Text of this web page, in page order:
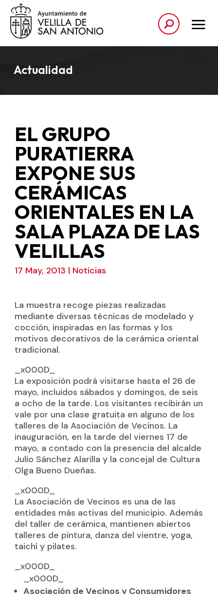
Actualidad
EL GRUPO
PURATIERRA
EXPONE SUS
CERÁMICAS
ORIENTALES EN LA
SALA PLAZA DE LAS
VELILLAS
17 May, 2013 | Noticias
La muestra recoge piezas realizadas
mediante diversas técnicas de modelado y
cocción, inspiradas en las formas y los
motivos decorativos de la cerámica oriental
tradicional.
_x000D_
La exposición podrá visitarse hasta el 26 de
mayo, incluidos sábados y domingos, de seis
a ocho de la tarde. Los visitantes recibirán un
vale por una clase gratuita en alguno de los
talleres de la Asociación de Vecinos. La
inauguración, en la tarde del viernes 17 de
mayo, a contado con la presencia del alcalde
Julio Sánchez Alarilla y la concejal de Cultura
Olga Bueno Dueñas.
_x000D_
La Asociación de Vecinos es una de las
entidades más activas del municipio. Además
del taller de cerámica, mantienen abiertos
talleres de pintura, danza del vientre, yoga,
taichí y pilates.
_x000D_
_x000D_
Asociación de Vecinos y Consumidores